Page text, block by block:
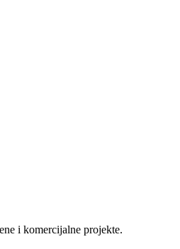
i komercijalne projekte.